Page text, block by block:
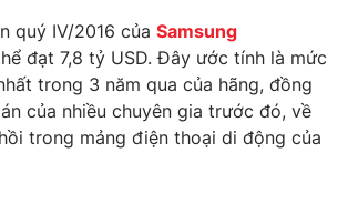
tế
quý IV/2016 của Samsung
đạt 7,8 tỷ USD. Đây ước tính là mức
trong 3 năm qua của hãng, đồng
của nhiều chuyên gia trước đó, về
trong mảng điện thoại di động của